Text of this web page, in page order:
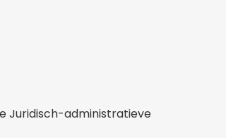
Juridisch-administratieve